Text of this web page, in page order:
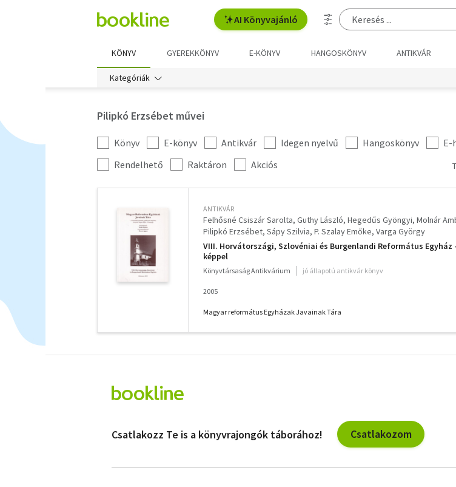
AI Könyvajánló
KÖNYV GYEREKKÖNYV E-KÖNYV HANGOSKÖNYV ANTIKVÁR
Kategóriák
Pilipkó Erzsébet művei
Kategória
szűrés
Könyv E-könyv Antikvár Idegen nyelvű Hangoskönyv E-
További
szűrők
Rendelhető Raktáron Akciós
ANTIKVÁR
Felhősné Csiszár Sarolta Guthy László Hegedűs Gyöngyi Molnár
Pilipkó Erzsébet Sápy Szilvia P. Szalay Emőke Varga György
VIII. Horvátországi, Szlovéniai és Burgenlandi Református Egyház
képpel
Könyvtársaság Antikvárium jó állapotú antikvár könyv
2005
Magyar református Egyházak Javainak Tára
szűrők
Csatlakozz Te is a könyvrajongók táborához! Csatlakozom